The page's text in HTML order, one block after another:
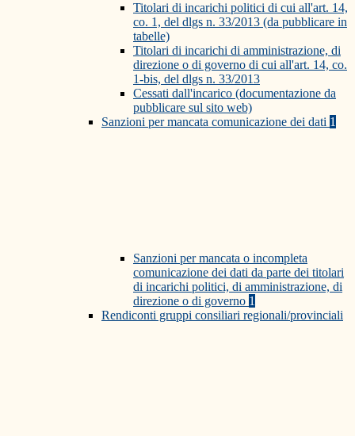
Titolari di incarichi politici di cui all'art. 14,
co. 1, del dlgs n. 33/2013 (da pubblicare in
tabelle)
Titolari di incarichi di amministrazione, di
direzione o di governo di cui all'art. 14, co.
1-bis, del dlgs n. 33/2013
Cessati dall'incarico (documentazione da
pubblicare sul sito web)
Sanzioni per mancata comunicazione dei dati 1
Sanzioni per mancata o incompleta
comunicazione dei dati da parte dei titolari
di incarichi politici, di amministrazione, di
direzione o di governo 1
Rendiconti gruppi consiliari regionali/provinciali